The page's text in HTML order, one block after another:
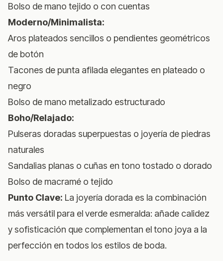
Bolso de mano tejido o con cuentas
Moderno/Minimalista:
Aros plateados sencillos o pendientes geométricos
de botón
Tacones de punta afilada elegantes en plateado o
negro
Bolso de mano metalizado estructurado
Boho/Relajado:
Pulseras doradas superpuestas o joyería de piedras
naturales
Sandalias planas o cuñas en tono tostado o dorado
Bolso de macramé o tejido
Punto Clave: La joyería dorada es la combinación
más versátil para el verde esmeralda: añade calidez
y sofisticación que complementan el tono joya a la
perfección en todos los estilos de boda.